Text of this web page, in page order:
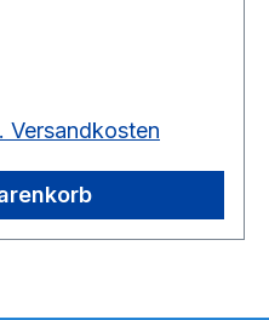
Versandkosten